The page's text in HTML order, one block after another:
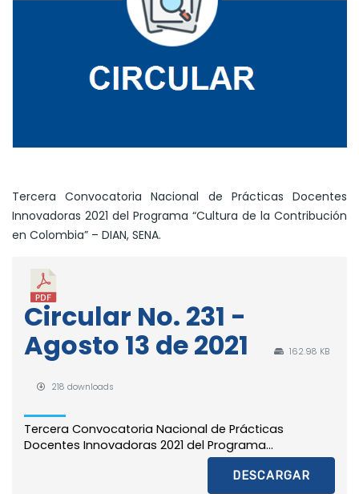
Tercera Convocatoria Nacional de Prácticas Docentes
Innovadoras 2021 del Programa “Cultura de la Contribución
en Colombia” – DIAN, SENA.
Circular No. 231 -
Agosto 13 de 2021
162.98 KB
218 downloads
Tercera Convocatoria Nacional de Prácticas
Docentes Innovadoras 2021 del Programa...
DESCARGAR